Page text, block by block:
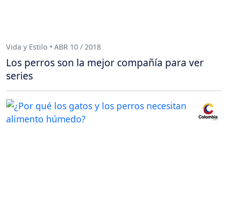
Vida y Estilo • ABR 10 / 2018
Los perros son la mejor compañía para ver
series